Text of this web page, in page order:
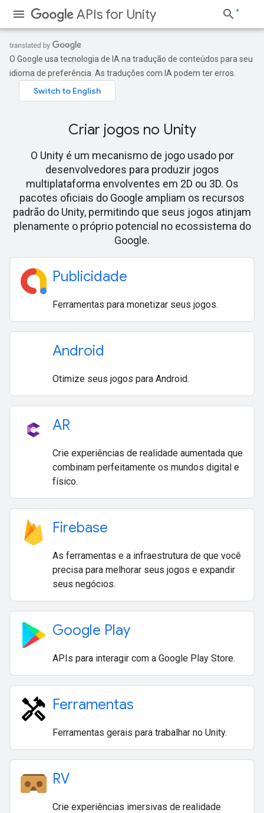
APIs for Unity
O Google usa tecnologia de IA na tradução de conteúdos para seu
idioma de preferência. As traduções com IA podem ter erros.
Criar jogos no Unity
O Unity é um mecanismo de jogo usado por
desenvolvedores para produzir jogos
multiplataforma envolventes em 2D ou 3D. Os
pacotes oficiais do Google ampliam os recursos
padrão do Unity, permitindo que seus jogos atinjam
plenamente o próprio potencial no ecossistema do
Google.
Publicidade
Ferramentas para monetizar seus jogos.
Android
Otimize seus jogos para Android.
AR
Crie experiências de realidade aumentada que
combinam perfeitamente os mundos digital e
físico.
Firebase
As ferramentas e a infraestrutura de que você
precisa para melhorar seus jogos e expandir
seus negócios.
Google Play
APIs para interagir com a Google Play Store.
Ferramentas
Ferramentas gerais para trabalhar no Unity.
RV
Crie experiências imersivas de realidade